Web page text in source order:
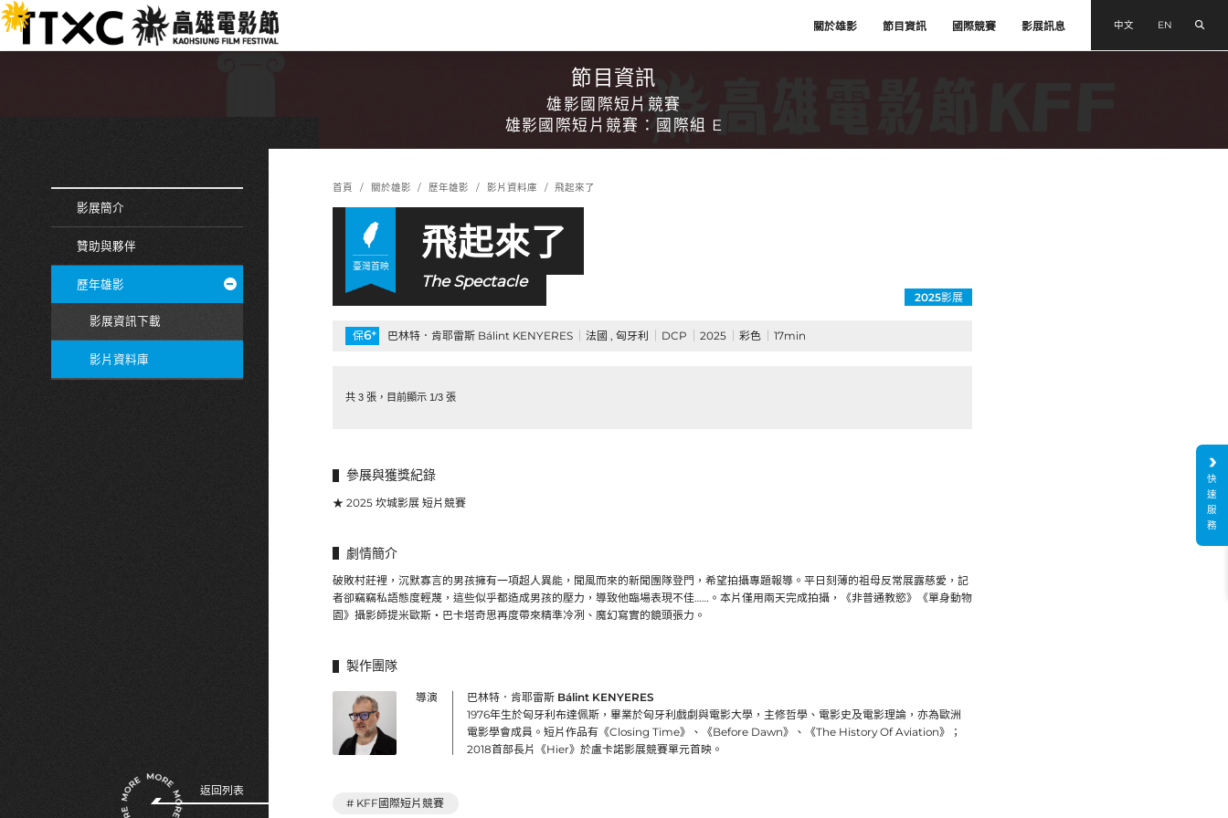
跳
到
主
:::
關於雄影 節目資訊 國際競賽 影展訊息 中文 EN
節目資訊
雄影國際短片競賽
雄影國際短片競賽：國際組 E
影展簡介
贊助與夥伴
歷年雄影
影展資訊下載
影片資料庫
首頁 關於雄影 歷年雄影 影片資料庫 飛起來了
臺灣首映
飛起來了
The Spectacle
2025影展
保6+ 巴林特．肯耶雷斯 Bálint KENYERES 法國 , 匈牙利 DCP 2025 彩色 17min
共 3 張，目前顯示 1/3 張
參展與獲獎紀錄
★ 2025 坎城影展 短片競賽
劇情簡介
破敗村莊裡，沉默寡言的男孩擁有一項超人異能，聞風而來的新聞團隊登門，希望拍攝專題報導。平日刻薄的祖母反常展露慈愛，記
者卻竊竊私語態度輕蔑，這些似乎都造成男孩的壓力，導致他臨場表現不佳……。本片僅用兩天完成拍攝，《非普通教慾》《單身動物
園》攝影師提米歐斯・巴卡塔奇思再度帶來精準冷冽、魔幻寫實的鏡頭張力。
製作團隊
導演
巴林特．肯耶雷斯 Bálint KENYERES
1976年生於匈牙利布達佩斯，畢業於匈牙利戲劇與電影大學，主修哲學、電影史及電影理論，亦為歐洲
電影學會成員。短片作品有《Closing Time》、《Before Dawn》、《The History Of Aviation》；
2018首部長片《Hier》於盧卡諾影展競賽單元首映。
# KFF國際短片競賽
返回列表
快
速
服
務